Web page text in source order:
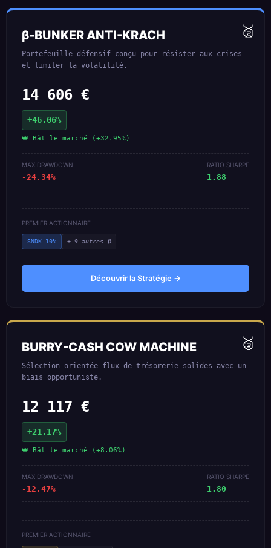
🥈
β-BUNKER ANTI-KRACH
Portefeuille défensif conçu pour résister aux crises
et limiter la volatilité.
14 606 €
+46.06%
👑 Bât le marché (+32.95%)
MAX DRAWDOWN
-24.34%
RATIO SHARPE
1.88
PREMIER ACTIONNAIRE
SNDK 10% + 9 autres 🔒
Découvrir la Stratégie →
🥉
BURRY-CASH COW MACHINE
Sélection orientée flux de trésorerie solides avec un
biais opportuniste.
12 117 €
+21.17%
👑 Bât le marché (+8.06%)
MAX DRAWDOWN
-12.47%
RATIO SHARPE
1.80
PREMIER ACTIONNAIRE